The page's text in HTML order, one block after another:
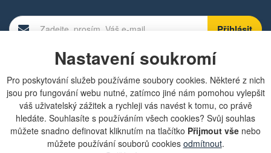
Nastavení soukromí
Pro poskytování služeb používáme soubory cookies. Některé z nich
jsou pro fungování webu nutné, zatímco jiné nám pomohou vylepšit
váš uživatelský zážitek a rychleji vás navést k tomu, co právě
hledáte. Souhlasíte s používáním všech cookies? Svůj souhlas
můžete snadno definovat kliknutím na tlačítko Přijmout vše nebo
můžete používání souborů cookies odmítnout.
Zobrazit aktuální newsletter
Rychlá navigace
Obchodní podmínky
Zásady ochrany osobních údajů (GDPR)